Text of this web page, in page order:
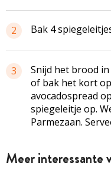
2 Bak 4
3
Snijd het brood
of bak het kort
avocadospread
spiegeleitje op.
Parmezaan.
Meer interessante